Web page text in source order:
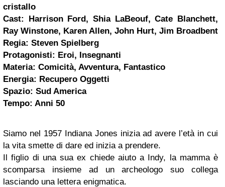
cristallo
Cast: Harrison Ford, Shia LaBeouf, Cate Blanchett,
Ray Winstone, Karen Allen, John Hurt, Jim Broadbent
Regia: Steven Spielberg
Protagonisti: Eroi, Insegnanti
Materia: Comicità, Avventura, Fantastico
Energia: Recupero Oggetti
Spazio: Sud America
Tempo: Anni 50
Siamo nel 1957 Indiana Jones inizia ad avere l’età in cui
la vita smette di dare ed inizia a prendere.
Il figlio di una sua ex chiede aiuto a Indy, la mamma è
scomparsa insieme ad un archeologo suo collega
lasciando una lettera enigmatica.